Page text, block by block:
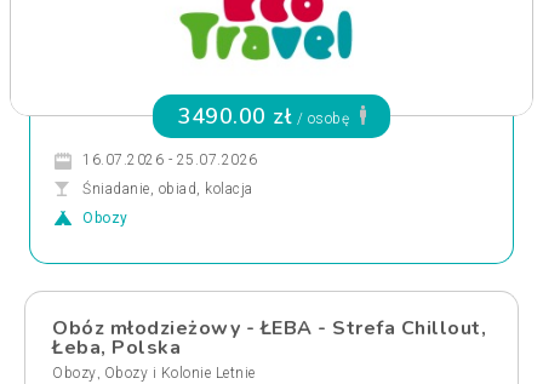
3490.00 zł / osobę
16.07.2026 - 25.07.2026
Śniadanie, obiad, kolacja
Obozy
Obóz młodzieżowy - ŁEBA - Strefa Chillout,
Łeba, Polska
Obozy, Obozy i Kolonie Letnie